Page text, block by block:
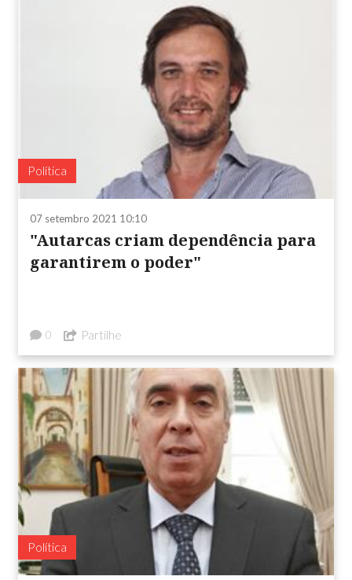
Política
07 setembro 2021 10:10
"Autarcas criam dependência para
garantirem o poder"
0 Partilhe
Política